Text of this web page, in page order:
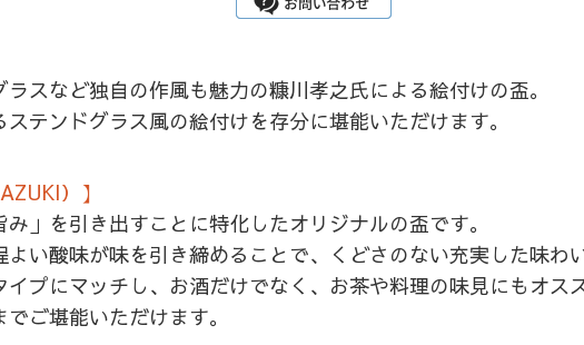
スなど独自の作風も魅力の糠川孝之氏による絵付けの盃。
テンドグラス風の絵付けを存分に堪能いただけます。
）】
」を引き出すことに特化したオリジナルの盃です。
い酸味が味を引き締めることで、くどさのない充実した味わ
プにマッチし、お酒だけでなく、お茶や料理の味見にもオスス
ご堪能いただけます。